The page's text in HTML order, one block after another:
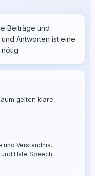
Beiträge und
Antworten ist eine
gelten klare
und Verständnis.
Hate Speech